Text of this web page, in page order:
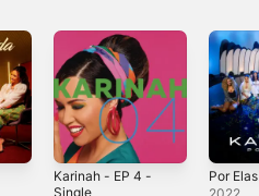
Karinah - EP 4 -
Single
Por Elas